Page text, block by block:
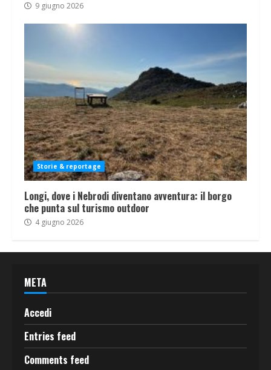
9 giugno 2026
Storie & reportage
Longi, dove i Nebrodi diventano avventura: il borgo
che punta sul turismo outdoor
4 giugno 2026
META
Accedi
Entries feed
Comments feed